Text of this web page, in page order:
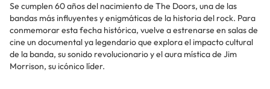
Se cumplen 60 años del nacimiento de The Doors, una de las
bandas más influyentes y enigmáticas de la historia del rock. Para
conmemorar esta fecha histórica, vuelve a estrenarse en salas de
cine un documental ya legendario que explora el impacto cultural
de la banda, su sonido revolucionario y el aura mística de Jim
Morrison, su icónico líder.